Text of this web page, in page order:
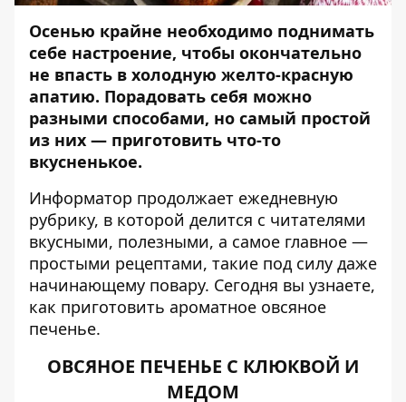
Осенью крайне необходимо поднимать
себе настроение, чтобы окончательно
не впасть в холодную желто-красную
апатию. Порадовать себя можно
разными способами, но самый простой
из них — приготовить что-то
вкусненькое.
Информатор продолжает ежедневную
рубрику, в которой делится с читателями
вкусными, полезными, а самое главное —
простыми рецептами, такие под силу даже
начинающему повару. Сегодня вы узнаете,
как приготовить ароматное овсяное
печенье.
ОВСЯНОЕ ПЕЧЕНЬЕ С КЛЮКВОЙ И
МЕДОМ